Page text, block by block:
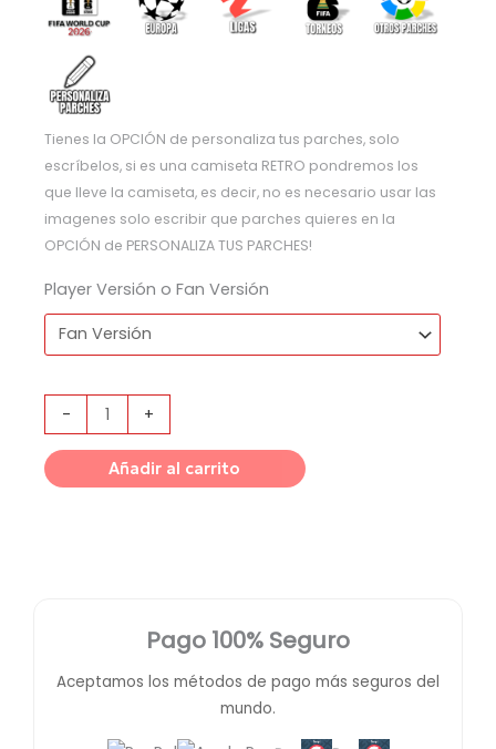
Tienes la OPCIÓN de personaliza tus parches, solo
escríbelos, si es una camiseta RETRO pondremos los
que lleve la camiseta, es decir, no es necesario usar las
imagenes solo escribir que parches quieres en la
OPCIÓN de PERSONALIZA TUS PARCHES!
Player Versión o Fan Versión
- +
Añadir al carrito
Pago 100% Seguro
Aceptamos los métodos de pago más seguros del
mundo.